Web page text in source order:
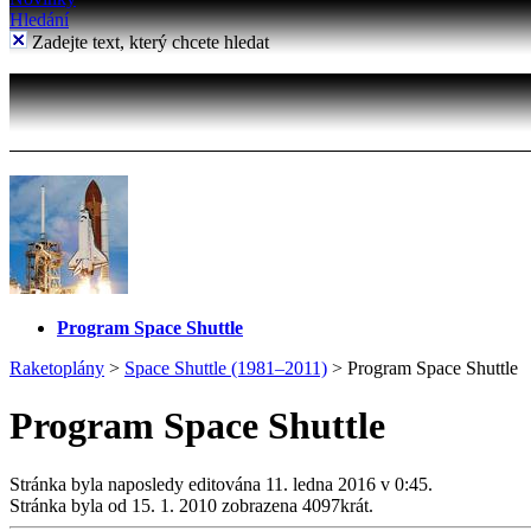
Hledání
Zadejte text, který chcete hledat
Program Space Shuttle
Raketoplány > Space Shuttle (1981–2011) > Program Space Shuttle
Program Space Shuttle
Stránka byla naposledy editována 11. ledna 2016 v 0:45.
Stránka byla od 15. 1. 2010 zobrazena 4097krát.